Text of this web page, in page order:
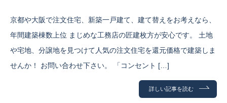
京都や大阪で注文住宅、新築一戸建て、建て替えをお考えなら、
年間建築棟数上位 まじめな工務店の匠建枚方が安心です。 土地
や宅地、分譲地を見つけて人気の注文住宅を還元価格で建築しま
せんか！ お問い合わせ下さい。 「コンセント […]
詳しい記事を読む